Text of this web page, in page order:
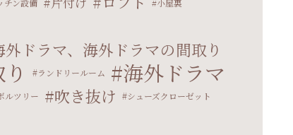
ドラマ、海外ドラマの間取り
ランドリールーム 海外ドラマ
ルツリー 吹き抜け シューズクローゼット